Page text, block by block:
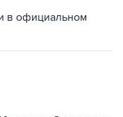
в официальном